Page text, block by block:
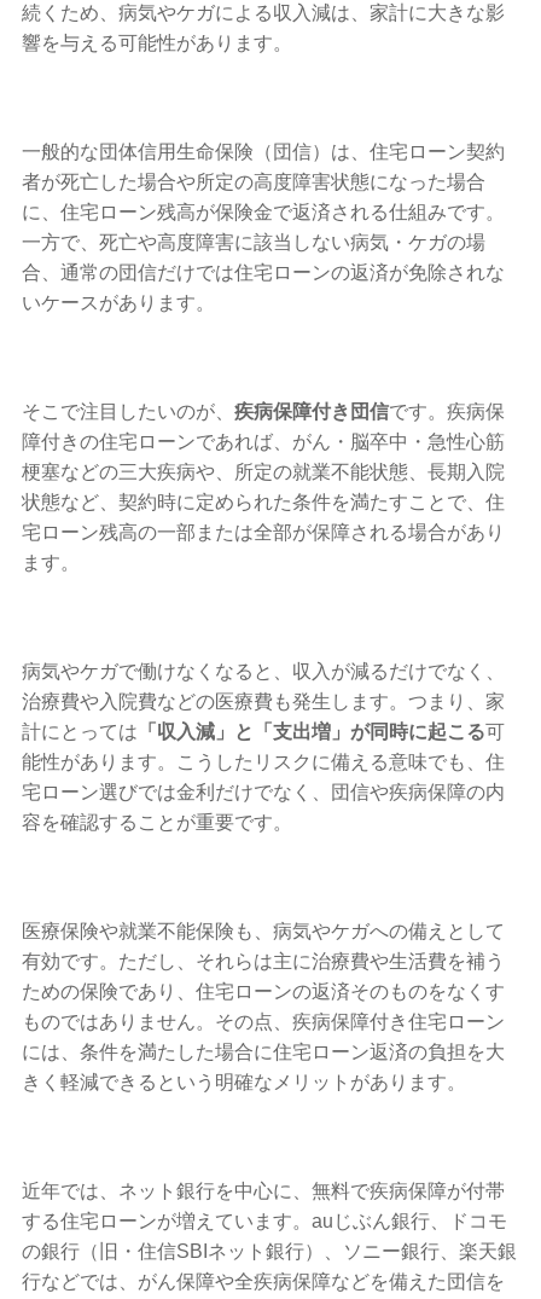
続くため、病気やケガによる収入減は、家計に大きな影
響を与える可能性があります。
一般的な団体信用生命保険（団信）は、住宅ローン契約
者が死亡した場合や所定の高度障害状態になった場合
に、住宅ローン残高が保険金で返済される仕組みです。
一方で、死亡や高度障害に該当しない病気・ケガの場
合、通常の団信だけでは住宅ローンの返済が免除されな
いケースがあります。
そこで注目したいのが、疾病保障付き団信です。疾病保
障付きの住宅ローンであれば、がん・脳卒中・急性心筋
梗塞などの三大疾病や、所定の就業不能状態、長期入院
状態など、契約時に定められた条件を満たすことで、住
宅ローン残高の一部または全部が保障される場合があり
ます。
病気やケガで働けなくなると、収入が減るだけでなく、
治療費や入院費などの医療費も発生します。つまり、家
計にとっては 「収入減」と「支出増」が同時に起こる可
能性があります。こうしたリスクに備える意味でも、住
宅ローン選びでは金利だけでなく、団信や疾病保障の内
容を確認することが重要です。
医療保険や就業不能保険も、病気やケガへの備えとして
有効です。ただし、それらは主に治療費や生活費を補う
ための保険であり、住宅ローンの返済そのものをなくす
ものではありません。その点、疾病保障付き住宅ローン
には、条件を満たした場合に住宅ローン返済の負担を大
きく軽減できるという明確なメリットがあります。
近年では、ネット銀行を中心に、無料で疾病保障が付帯
する住宅ローンが増えています。auじぶん銀行、ドコモ
の銀行（旧・住信SBIネット銀行）、ソニー銀行、楽天銀
行などでは、がん保障や全疾病保障などを備えた団信を